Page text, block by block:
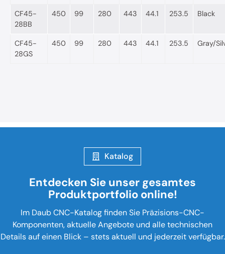
CF45-
28BB
450 99 280 443 44.1 253.5 Black
CF45-
28GS
450 99 280 443 44.1 253.5 Gray/
Katalog
Entdecken Sie unser gesamtes
Produktportfolio online!
Im Daub CNC-Katalog finden Sie Präzisions-CNC-
Komponenten, aktuelle Angebote und alle technischen
Details auf einen Blick – stets aktuell und jederzeit verfügbar.